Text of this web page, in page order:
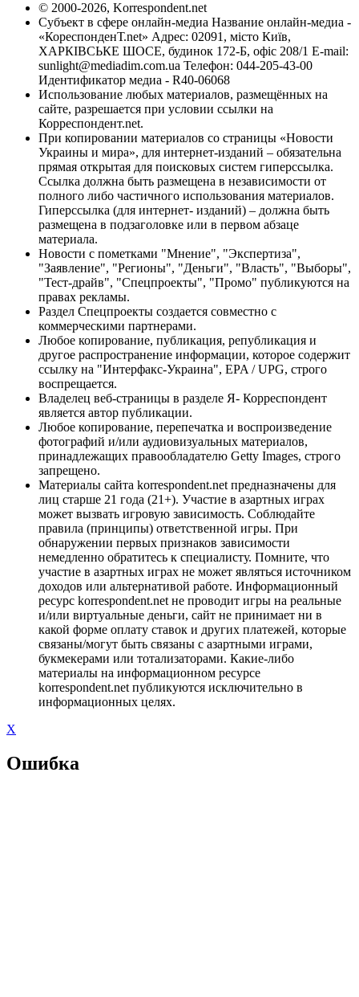
© 2000-2026, Korrespondent.net
Субъект в сфере онлайн-медиа Название онлайн-медиа -
«КореспонденТ.net» Адрес: 02091, місто Київ,
ХАРКІВСЬКЕ ШОСЕ, будинок 172-Б, офіс 208/1 E-mail:
sunlight@mediadim.com.ua Телефон: 044-205-43-00
Идентификатор медиа - R40-06068
Использование любых материалов, размещённых на
сайте, разрешается при условии ссылки на
Корреспондент.net.
При копировании материалов со страницы «Новости
Украины и мира», для интернет-изданий – обязательна
прямая открытая для поисковых систем гиперссылка.
Ссылка должна быть размещена в независимости от
полного либо частичного использования материалов.
Гиперссылка (для интернет- изданий) – должна быть
размещена в подзаголовке или в первом абзаце
материала.
Новости с пометками "Мнение", "Экспертиза",
"Заявление", "Регионы", "Деньги", "Власть", "Выборы",
"Тест-драйв", "Спецпроекты", "Промо" публикуются на
правах рекламы.
Раздел Спецпроекты создается совместно с
коммерческими партнерами.
Любое копирование, публикация, републикация и
другое распространение информации, которое содержит
ссылку на "Интерфакс-Украина", EPA / UPG, строго
воспрещается.
Владелец веб-страницы в разделе Я- Корреспондент
является автор публикации.
Любое копирование, перепечатка и воспроизведение
фотографий и/или аудиовизуальных материалов,
принадлежащих правообладателю Getty Images, строго
запрещено.
Материалы сайта korrespondent.net предназначены для
лиц старше 21 года (21+). Участие в азартных играх
может вызвать игровую зависимость. Соблюдайте
правила (принципы) ответственной игры. При
обнаружении первых признаков зависимости
немедленно обратитесь к специалисту. Помните, что
участие в азартных играх не может являться источником
доходов или альтернативой работе. Информационный
ресурс korrespondent.net не проводит игры на реальные
и/или виртуальные деньги, сайт не принимает ни в
какой форме оплату ставок и других платежей, которые
связаны/могут быть связаны с азартными играми,
букмекерами или тотализаторами. Какие-либо
материалы на информационном ресурсе
korrespondent.net публикуются исключительно в
информационных целях.
X
Ошибка